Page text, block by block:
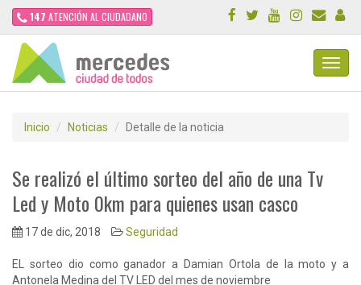
147 ATENCIÓN AL CIUDADANO
Inicio Noticias Detalle de la noticia
Se realizó el último sorteo del año de una Tv
Led y Moto 0km para quienes usan casco
17 de dic, 2018 Seguridad
EL sorteo dio como ganador a Damian Ortola de la moto y a
Antonela Medina del TV LED del mes de noviembre